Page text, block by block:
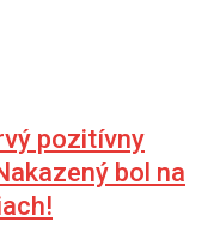
pozitívny
bol na